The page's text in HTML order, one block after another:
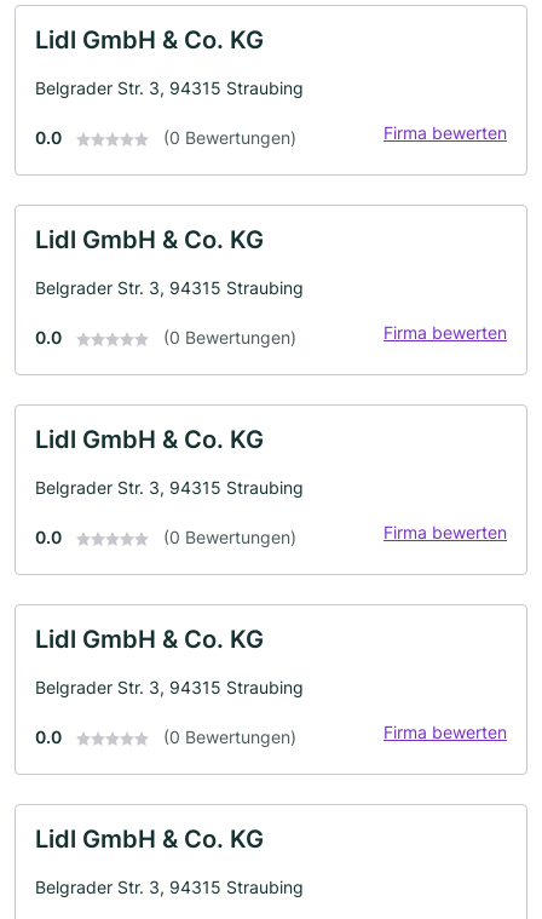
Lidl GmbH & Co. KG
Belgrader Str. 3, 94315 Straubing
0.0 (0 Bewertungen) Firma bewerten
Lidl GmbH & Co. KG
Belgrader Str. 3, 94315 Straubing
0.0 (0 Bewertungen) Firma bewerten
Lidl GmbH & Co. KG
Belgrader Str. 3, 94315 Straubing
0.0 (0 Bewertungen) Firma bewerten
Lidl GmbH & Co. KG
Belgrader Str. 3, 94315 Straubing
0.0 (0 Bewertungen) Firma bewerten
Lidl GmbH & Co. KG
Belgrader Str. 3, 94315 Straubing